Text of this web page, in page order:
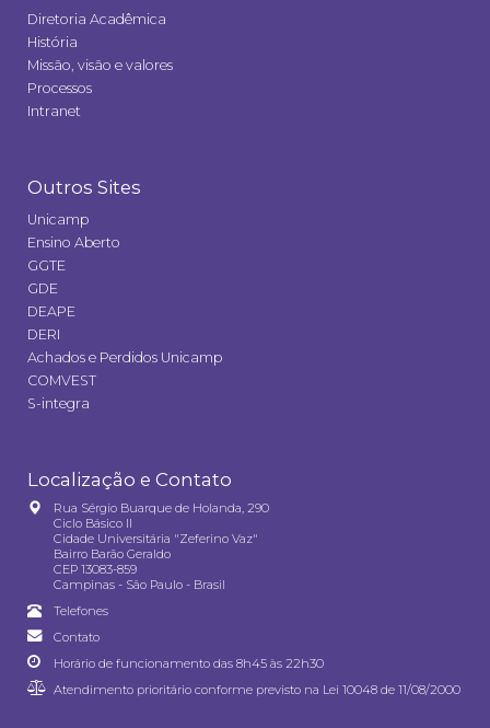
Diretoria Acadêmica
História
Missão, visão e valores
Processos
Intranet
Outros Sites
Unicamp
Ensino Aberto
GGTE
GDE
DEAPE
DERI
Achados e Perdidos Unicamp
COMVEST
S-integra
Localização e Contato
Rua Sérgio Buarque de Holanda, 290
Ciclo Básico II
Cidade Universitária "Zeferino Vaz"
Bairro Barão Geraldo
CEP 13083-859
Campinas - São Paulo - Brasil
Telefones
Contato
Horário de funcionamento das 8h45 às 22h30
Atendimento prioritário conforme previsto na Lei 10048 de 11/08/2000